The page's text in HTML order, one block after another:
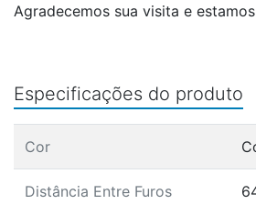
Agradecemos sua visita e
Especificações do produto
Cor
Distância Entre Furos